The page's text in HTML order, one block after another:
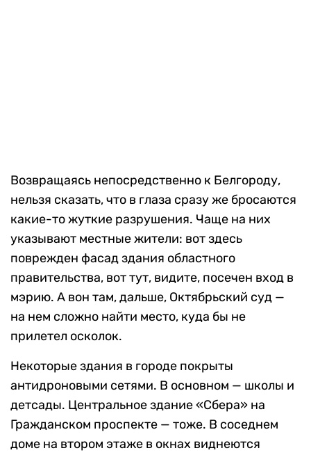
Возвращаясь непосредственно к Белгороду,
нельзя сказать, что в глаза сразу же бросаются
какие-то жуткие разрушения. Чаще на них
указывают местные жители: вот здесь
поврежден фасад здания областного
правительства, вот тут, видите, посечен вход в
мэрию. А вон там, дальше, Октябрьский суд —
на нем сложно найти место, куда бы не
прилетел осколок.
Некоторые здания в городе покрыты
антидроновыми сетями. В основном — школы и
детсады. Центральное здание «Сбера» на
Гражданском проспекте — тоже. В соседнем
доме на втором этаже в окнах виднеются